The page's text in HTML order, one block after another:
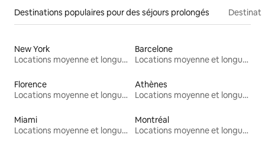
Destinations populaires pour des séjours prolongés
New York
Locations moyenne et longue durée
Barcelone
Locations moyenne et longue durée
Florence
Locations moyenne et longue durée
Athènes
Locations moyenne et longue durée
Miami
Locations moyenne et longue durée
Montréal
Locations moyenne et longue durée